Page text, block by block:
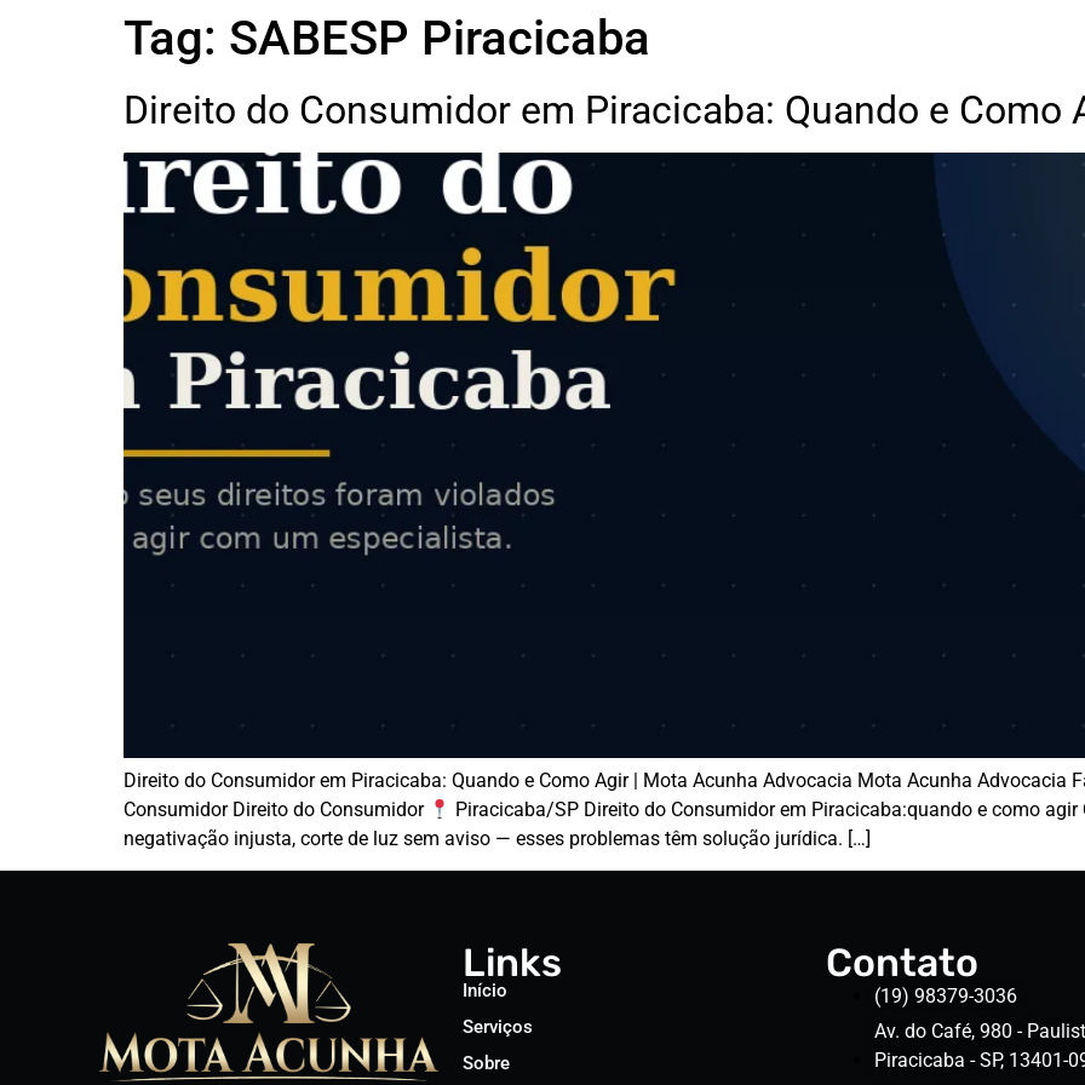
Tag: SABESP Piracicaba
Direito do Consumidor em Piracicaba: Quando e Como
Direito do Consumidor em Piracicaba: Quando e Como Agir | Mota Acunha Advocacia Mota Acunha Advocacia
Consumidor Direito do Consumidor
Piracicaba/SP Direito do Consumidor em Piracicaba:quando e como
negativação injusta, corte de luz sem aviso — esses problemas têm solução jurídica. […]
Links
Início
Serviços
Sobre
Contato
(19) 98379-3036
Av. do Café, 980 -
Piracicaba - SP, 13401-